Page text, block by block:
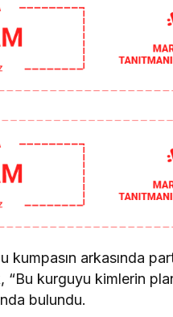
kumpasın arkasında
kurguyu kimlerin
bulundu.